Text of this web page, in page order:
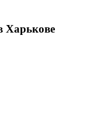
Харькове